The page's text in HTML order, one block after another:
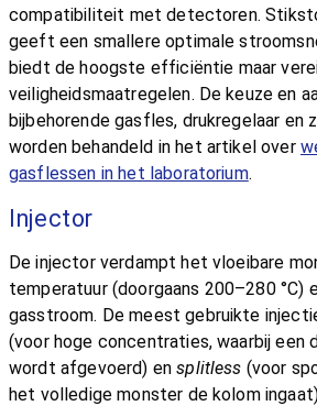
compatibiliteit met detectoren.
geeft een smallere optimale
biedt de hoogste efficiëntie maar
veiligheidsmaatregelen. De keuze en
bijbehorende gasfles, drukregelaar en
worden behandeld in het artikel over
gasflessen in het laboratorium.
Injector
De injector verdampt het vloeibare
temperatuur (doorgaans 200–280 °C)
gasstroom. De meest gebruikte
(voor hoge concentraties, waarbij een
wordt afgevoerd) ensplitless (voor
het volledige monster de kolom